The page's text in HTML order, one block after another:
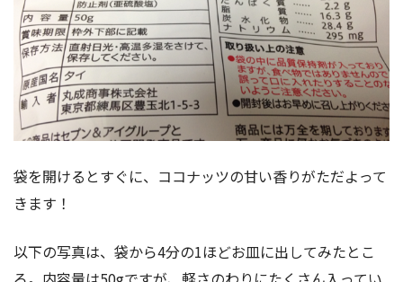
袋を開けるとすぐに、ココナッツの甘い香りがただよって
きます！
以下の写真は、袋から4分の1ほどお皿に出してみたとこ